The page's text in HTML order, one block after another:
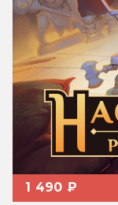
1 490 ₽